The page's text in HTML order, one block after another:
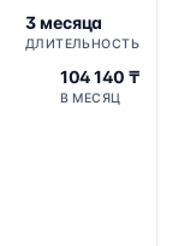
3 месяца
ДЛИТЕЛЬНОСТЬ
104 140 ₸
В МЕСЯЦ